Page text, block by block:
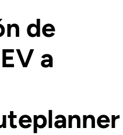
de
a